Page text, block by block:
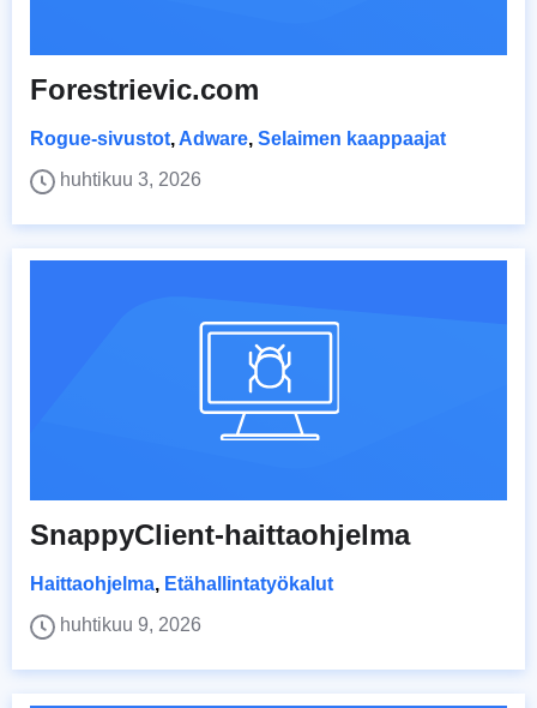
Forestrievic.com
Rogue-sivustot, Adware, Selaimen kaappaajat
huhtikuu 3, 2026
SnappyClient-haittaohjelma
Haittaohjelma, Etähallintatyökalut
huhtikuu 9, 2026